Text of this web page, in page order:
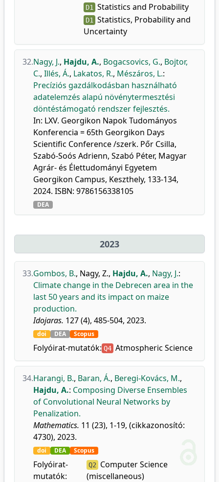
D1 Statistics and Probability
D1
Statistics, Probability and
Uncertainty
32.Nagy, J., Hajdu, A., Bogacsovics, G., Bojtor,
C., Illés, Á., Lakatos, R., Mészáros, L.:
Precíziós gazdálkodásban használható
adatelemzés alapú növénytermesztési
döntéstámogató rendszer fejlesztés.
In: LXV. Georgikon Napok Tudományos
Konferencia = 65th Georgikon Days
Scientific Conference /szerk. Pőr Csilla,
Szabó-Soós Adrienn, Szabó Péter, Magyar
Agrár- és Élettudományi Egyetem
Georgikon Campus, Keszthely, 133-134,
2024. ISBN: 9786156338105
DEA
2023
33.Gombos, B., Nagy, Z., Hajdu, A., Nagy, J.:
Climate change in the Debrecen area in the
last 50 years and its impact on maize
production.
Idojaras. 127 (4), 485-504, 2023.
doi DEA Scopus
Folyóirat-mutatók: Q4 Atmospheric Science
34.Harangi, B., Baran, Á., Beregi-Kovács, M.,
Hajdu, A.: Composing Diverse Ensembles
of Convolutional Neural Networks by
Penalization.
Mathematics. 11 (23), 1-19, (cikkazonosító:
4730), 2023.
doi DEA Scopus
Folyóirat-
mutatók:
Q2
Computer Science
(miscellaneous)